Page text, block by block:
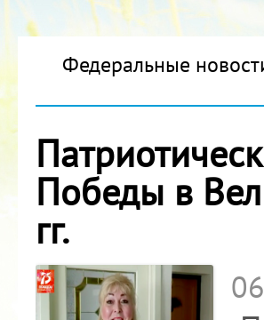
Федеральные
Победы в
гг.